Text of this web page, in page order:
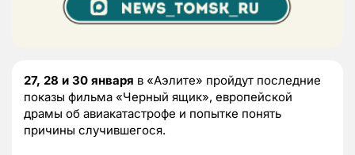
27, 28 и 30 января в «Аэлите» пройдут последние
показы фильма «Черный ящик», европейской
драмы об авиакатастрофе и попытке понять
причины случившегося.